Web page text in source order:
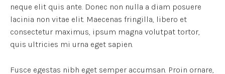
neque elit quis ante. Donec non nulla a diam posuere
lacinia non vitae elit. Maecenas fringilla, libero et
consectetur maximus, ipsum magna volutpat tortor,
quis ultricies mi urna eget sapien.
Fusce egestas nibh eget semper accumsan. Proin ornare,